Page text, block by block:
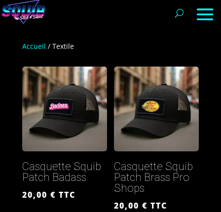
Accueil / Textile
Casquette Squib
Patch Badass
20,00 € TTC
Casquette Squib
Patch Brass Pro
Shops
20,00€ TTC